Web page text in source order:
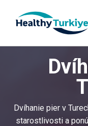
p
Dvíhanie pier v
starostlivosti a